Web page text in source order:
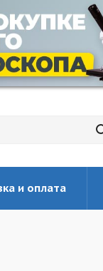
и оплата